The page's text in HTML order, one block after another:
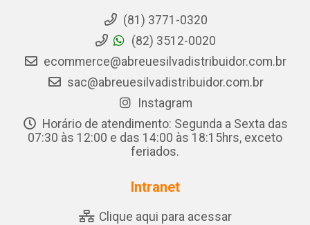
(81) 3771-0320
(82) 3512-0020
ecommerce@abreuesilvadistribuidor.com.br
sac@abreuesilvadistribuidor.com.br
Instagram
Horário de atendimento: Segunda a Sexta das
07:30 às 12:00 e das 14:00 às 18:15hrs, exceto
feriados.
Intranet
Clique aqui para acessar